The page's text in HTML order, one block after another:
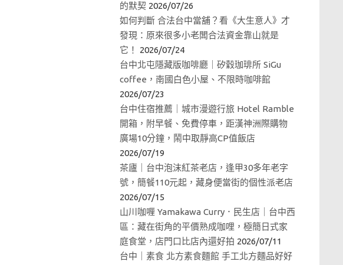
的默契 2026/07/26
如何判斷 合法台中當舖？看《大生意人》才
發現：原來很多小老闆合法資金靠山就是
它！
2026/07/24
台中北屯隱藏版咖啡廳｜矽穀珈琲所 SiGu
coffee，南國白色小屋、不限時咖啡館
2026/07/23
台中住宿推薦｜城市漫遊行旅 Hotel Ramble
開箱，附早餐、免費停車，距漢神洲際購物
廣場10分鐘，鬧中取靜高CP值飯店
2026/07/19
茶廬｜台中泡沫紅茶老店，逢甲30多年老字
號，簡餐110元起，藏身便當街的個性派老店
2026/07/15
山川咖喱 Yamakawa Curry．民生店｜台中西
區：藏在街角的平價熟成咖哩，極簡日式家
庭食堂，店門口比店內還好拍 2026/07/11
台中｜素食 北方素食麵館 手工北方麵品好好